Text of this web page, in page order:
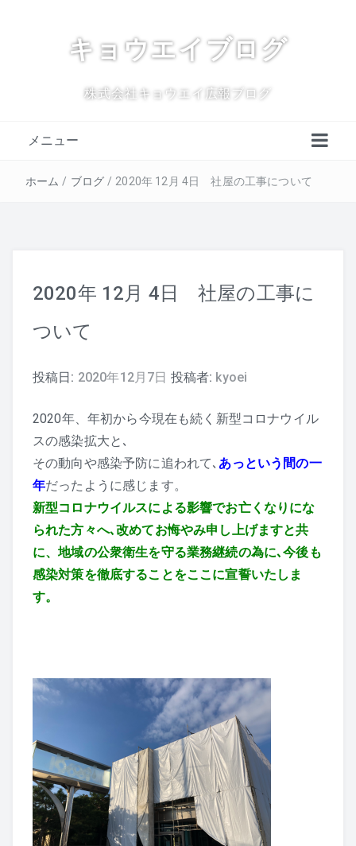
キョウエイブログ
株式会社キョウエイ広報ブログ
メニュー
ホーム / ブログ / 2020年 12月 4日 社屋の工事について
2020年 12月 4日 社屋の工事に
ついて
投稿日: 2020年12月7日 投稿者: kyoei
2020年、年初から今現在も続く新型コロナウイル
スの感染拡大と､
その動向や感染予防に追われて､ あっという間の一
年だったように感じます。
新型コロナウイルスによる影響でお亡くなりにな
られた方々へ､改めてお悔やみ申し上げますと共
に、地域の公衆衛生を守る業務継続の為に､今後も
感染対策を徹底することをここに宣誓いたしま
す。